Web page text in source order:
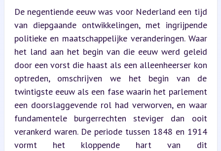
De negentiende eeuw was voor Nederland een tijd
van diepgaande ontwikkelingen, met ingrijpende
politieke en maatschappelijke veranderingen. Waar
het land aan het begin van die eeuw werd geleid
door een vorst die haast als een alleenheerser kon
optreden, omschrijven we het begin van de
twintigste eeuw als een fase waarin het parlement
een doorslaggevende rol had verworven, en waar
fundamentele burgerrechten steviger dan ooit
verankerd waren. De periode tussen 1848 en 1914
vormt het kloppende hart van dit